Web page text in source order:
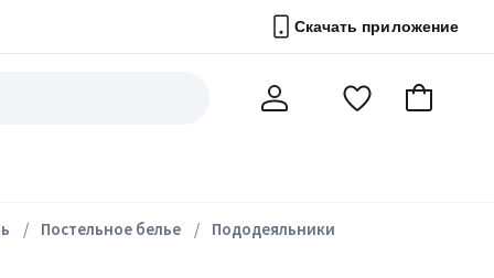
Скачать приложение
ПерейтиВ
Постельное белье Пододеяльники